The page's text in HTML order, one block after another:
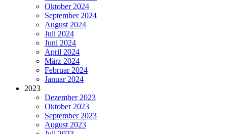
Oktober 2024
September 2024
August 2024
Juli 2024
Juni 2024
April 2024
März 2024
Februar 2024
Januar 2024
2023
Dezember 2023
Oktober 2023
September 2023
August 2023